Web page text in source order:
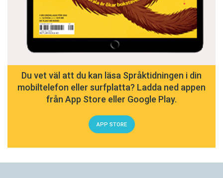
Du vet väl att du kan läsa Språktidningen i din
mobiltelefon eller surfplatta? Ladda ned appen
från App Store eller Google Play.
APP STORE